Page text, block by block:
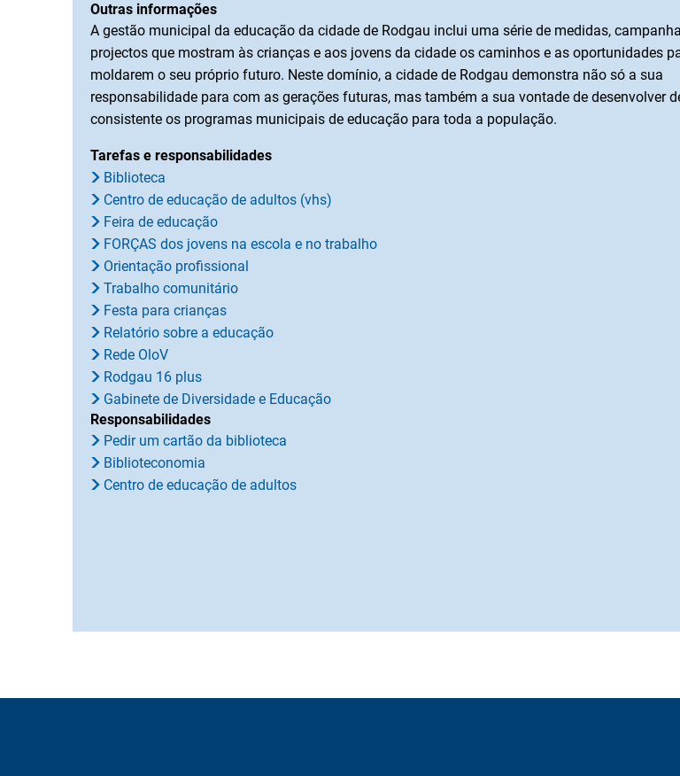
Outras informações
A gestão municipal da educação da cidade de Rodgau inclui uma série de medidas,
projectos que mostram às crianças e aos jovens da cidade os caminhos e as oportunidades
moldarem o seu próprio futuro. Neste domínio, a cidade de Rodgau demonstra não só a sua
responsabilidade para com as gerações futuras, mas também a sua vontade de desenvolver
consistente os programas municipais de educação para toda a população.
Tarefas e responsabilidades
Biblioteca
Centro de educação de adultos (vhs)
Feira de educação
FORÇAS dos jovens na escola e no trabalho
Orientação profissional
Trabalho comunitário
Festa para crianças
Relatório sobre a educação
Rede OloV
Rodgau 16 plus
Gabinete de Diversidade e Educação
Responsabilidades
Pedir um cartão da biblioteca
Biblioteconomia
Centro de educação de adultos